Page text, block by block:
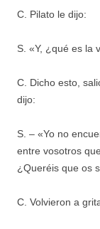
C. Pilato le dijo:
S. «Y, ¿qué es la
C. Dicho esto,
dijo:
S. – «Yo no
entre vosotros
¿Queréis que os
C. Volvieron a